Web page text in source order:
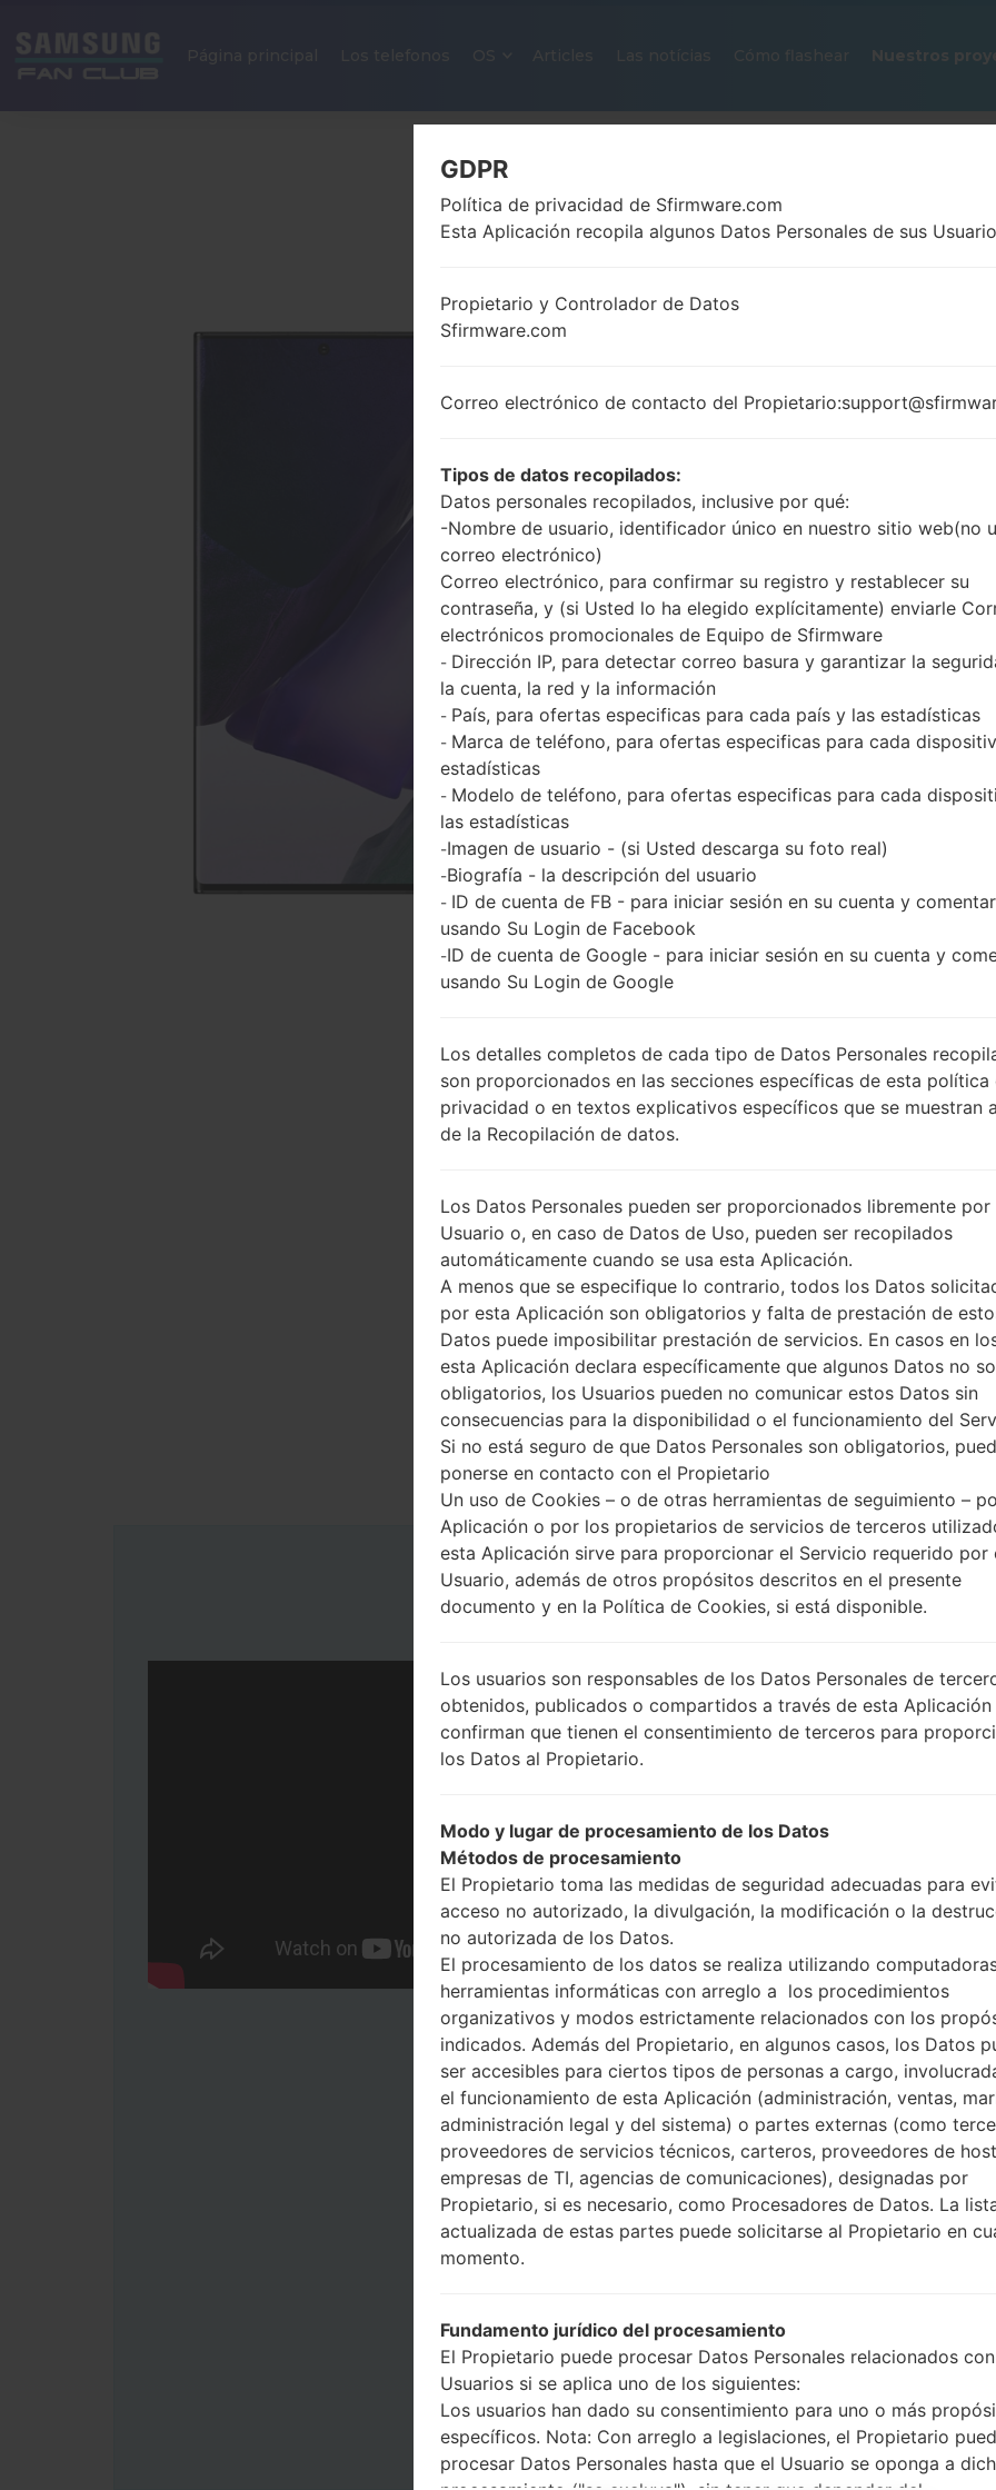
Las notícias Cómo flashear Nuestros
FIRMWARE OFICIAL #264001
SAMSUNGGALAXY NOTE 20
N986B_1_20210806080936_02u4o8o092_fac.zip
Descargue la última actualización de firmware
olvide verificar si el número de modelo de su
modelo indicado % MODEL%. El código del
viene con la versión PDA N986BXXU3DUH2 y la
MODEM N986BXXU3DUH2. La versión del
Tutorial completo sobre cómo actualizar el
NOMBRE DE
ARCHIVO
SM-N986B_1_2021080608093
6_02u4o8o092_fac
EL TAMAÑO DEL
7.32 GiB
SISTEMA
OPERATIVO
Android R 11
CSC VERSIÓN
REGIÓN
DESCRIPCIÓN SGP-M1-3GSM
Instrucciones
Descargue a su PC:
A continuación,
Debe obtener 1 (si es
CSC _ ***: "País y
Agregue todos los
Si desea hacer clean
Ahora apague su
Cómo hacer todos los
Presione y
botón de Subir
Presione y
Bajar volumen y
Presione y
botón de Bajar
Conecte un cable
botón de Bixby y la
Presione y
Especifique solo
Automático.
Finalmente, presione
reiniciará y se
GDPR
Política de privacidad de Sfirmware.com
Esta Aplicación recopila algunos Datos Personales de sus
Propietario y Controlador de Datos
Sfirmware.com
Correo electrónico de contacto del
Tipos de datos recopilados:
Datos personales recopilados, inclusive por qué:
-Nombre de usuario, identificador único en nuestro sitio web(no
correo electrónico)
Correo electrónico, para confirmar su registro y restablecer su
contraseña, y (si Usted lo ha elegido explícitamente) enviarle
electrónicos promocionales de Equipo de Sfirmware
- Dirección IP, para detectar correo basura y garantizar la
la cuenta, la red y la información
- País, para ofertas especificas para cada país y las estadísticas
- Marca de teléfono, para ofertas especificas para cada
estadísticas
- Modelo de teléfono, para ofertas especificas para cada
las estadísticas
-Imagen de usuario - (si Usted descarga su foto real)
-Biografía - la descripción del usuario
- ID de cuenta de FB - para iniciar sesión en su cuenta y comentar
usando Su Login de Facebook
-ID de cuenta de Google - para iniciar sesión en su cuenta y
usando Su Login de Google
Los detalles completos de cada tipo de Datos Personales
son proporcionados en las secciones específicas de esta política
privacidad o en textos explicativos específicos que se muestran
de la Recopilación de datos.
Los Datos Personales pueden ser proporcionados libremente por
Usuario o, en caso de Datos de Uso, pueden ser recopilados
automáticamente cuando se usa esta Aplicación.
A menos que se especifique lo contrario, todos los Datos
por esta Aplicación son obligatorios y falta de prestación de
Datos puede imposibilitar prestación de servicios. En casos en
esta Aplicación declara específicamente que algunos Datos no
obligatorios, los Usuarios pueden no comunicar estos Datos sin
consecuencias para la disponibilidad o el funcionamiento del
Si no está seguro de que Datos Personales son obligatorios,
ponerse en contacto con el Propietario
Un uso de Cookies – o de otras herramientas de seguimiento –
Aplicación o por los propietarios de servicios de terceros
esta Aplicación sirve para proporcionar el Servicio requerido por
Usuario, además de otros propósitos descritos en el presente
documento y en la Política de Cookies, si está disponible.
Los usuarios son responsables de los Datos Personales de
obtenidos, publicados o compartidos a través de esta Aplicación
confirman que tienen el consentimiento de terceros para
los Datos al Propietario.
Modo y lugar de procesamiento de los Datos
Métodos de procesamiento
El Propietario toma las medidas de seguridad adecuadas para
acceso no autorizado, la divulgación, la modificación o la
no autorizada de los Datos.
El procesamiento de los datos se realiza utilizando
herramientas informáticas con arreglo a los procedimientos
organizativos y modos estrictamente relacionados con los
indicados. Además del Propietario, en algunos casos, los Datos
ser accesibles para ciertos tipos de personas a cargo,
el funcionamiento de esta Aplicación (administración, ventas,
administración legal y del sistema) o partes externas (como
proveedores de servicios técnicos, carteros, proveedores de
empresas de TI, agencias de comunicaciones), designadas por
Propietario, si es necesario, como Procesadores de Datos. La
actualizada de estas partes puede solicitarse al Propietario en
momento.
Fundamento jurídico del procesamiento
El Propietario puede procesar Datos Personales relacionados
Usuarios si se aplica uno de los siguientes:
Los usuarios han dado su consentimiento para uno o más
específicos. Nota: Con arreglo a legislaciones, el Propietario
procesar Datos Personales hasta que el Usuario se oponga a